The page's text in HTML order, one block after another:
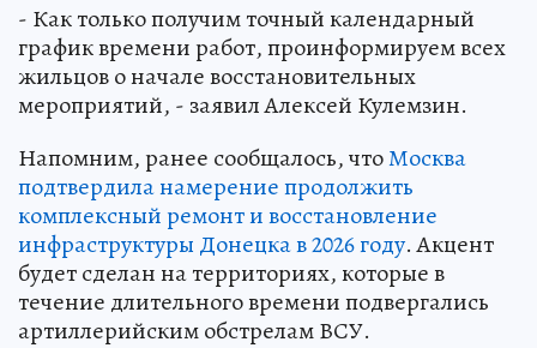
- Как только получим точный календарный
график времени работ, проинформируем всех
жильцов о начале восстановительных
мероприятий, - заявил Алексей Кулемзин.
Напомним, ранее сообщалось, чтоМосква
подтвердила намерение продолжить
комплексный ремонт и восстановление
инфраструктуры Донецка в 2026 году. Акцент
будет сделан на территориях, которые в
течение длительного времени подвергались
артиллерийским обстрелам ВСУ.